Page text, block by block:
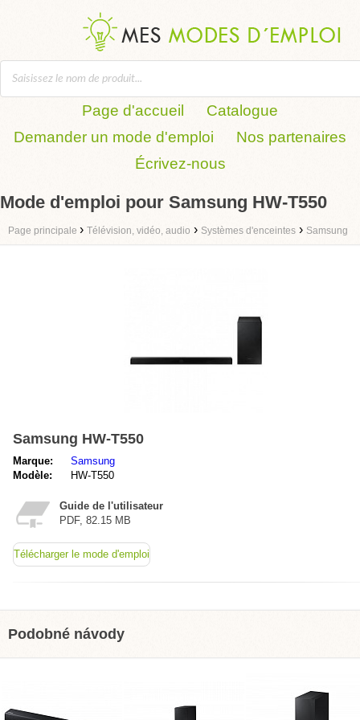
Page d'accueil
Catalogue
Demander un mode d'emploi
Nos partenaires
Écrivez-nous
Mode d'emploi pour Samsung HW-T550
Page principale › Télévision, vidéo, audio › Systèmes d'enceintes › Samsung
Samsung HW-T550
Marque:
Samsung
Modèle:
HW-T550
Guide de l'utilisateur
PDF, 82.15 MB
Télécharger le mode d'emploi
Podobné návody